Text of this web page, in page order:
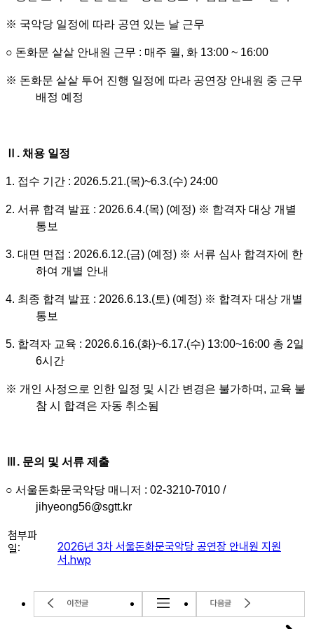
※ 국악당 일정에 따라 공연 있는 날 근무
○ 돈화문 샅샅 안내원 근무 : 매주 월, 화 13:00 ~ 16:00
※ 돈화문 샅샅 투어 진행 일정에 따라 공연장 안내원 중 근무
배정 예정
. 채용 일정
1. 접수 기간 : 2026.5.21.(목)~6.3.(수) 24:00
2. 서류 합격 발표 : 2026.6.4.(목) (예정) ※ 합격자 대상 개별
통보
3. 대면 면접 : 2026.6.12.(금) (예정) ※ 서류 심사 합격자에 한
하여 개별 안내
4. 최종 합격 발표 : 2026.6.13.(토) (예정) ※ 합격자 대상 개별
통보
5. 합격자 교육 : 2026.6.16.(화)~6.17.(수) 13:00~16:00 총 2일
6시간
※ 개인 사정으로 인한 일정 및 시간 변경은 불가하며 , 교육 불
참 시 합격은 자동 취소됨
. 문의 및 서류 제출
○ 서울돈화문국악당 매니저 : 02-3210-7010 /
jihyeong56@sgtt.kr
첨부파
일:
2026년 3차 서울돈화문국악당 공연장 안내원 지원
서.hwp